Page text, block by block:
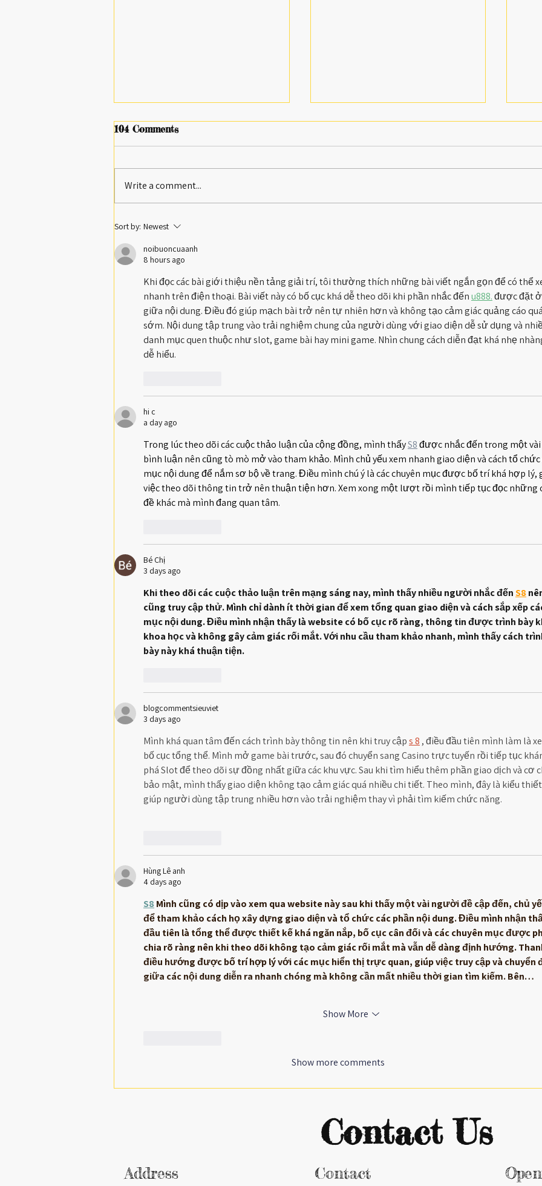
Maureen Beattie returns to
the stage this September
104 Comments
Write a comment...
Sort by: Newest
noibuoncuaanh
8 hours ago
Khi đọc các bài giới thiệu nền tảng giải trí, tôi thường thích những bài viết ngắn gọn để có thể
nhanh trên điện thoại. Bài viết này có bố cục khá dễ theo dõi khi phần nhắc đến u888. được đặt ở
giữa nội dung. Điều đó giúp mạch bài trở nên tự nhiên hơn và không tạo cảm giác quảng cáo quá
sớm. Nội dung tập trung vào trải nghiệm chung của người dùng với giao diện dễ sử dụng và
danh mục quen thuộc như slot, game bài hay mini game. Nhìn chung cách diễn đạt khá nhẹ
dễ hiểu.
hi c
a day ago
Trong lúc theo dõi các cuộc thảo luận của cộng đồng, mình thấy S8 được nhắc đến trong một vài
bình luận nên cũng tò mò mở vào tham khảo. Mình chủ yếu xem nhanh giao diện và cách tổ chức
mục nội dung để nắm sơ bộ về trang. Điều mình chú ý là các chuyên mục được bố trí khá hợp lý,
việc theo dõi thông tin trở nên thuận tiện hơn. Xem xong một lượt rồi mình tiếp tục đọc những
đề khác mà mình đang quan tâm.
Bé Chị
3 days ago
Khi theo dõi các cuộc thảo luận trên mạng sáng nay, mình thấy nhiều người nhắc đến S8
cũng truy cập thử. Mình chỉ dành ít thời gian để xem tổng quan giao diện và cách sắp xếp
mục nội dung. Điều mình nhận thấy là website có bố cục rõ ràng, thông tin được trình bày
khoa học và không gây cảm giác rối mắt. Với nhu cầu tham khảo nhanh, mình thấy cách
bày này khá thuận tiện.
blogcommentsieuviet
3 days ago
Mình khá quan tâm đến cách trình bày thông tin nên khi truy cập s 8 , điều đầu tiên mình làm là
bố cục tổng thể. Mình mở game bài trước, sau đó chuyển sang Casino trực tuyến rồi tiếp tục
phá Slot để theo dõi sự đồng nhất giữa các khu vực. Sau khi tìm hiểu thêm phần giao dịch và cơ
bảo mật, mình thấy giao diện không tạo cảm giác quá nhiều chi tiết. Theo mình, đây là kiểu
giúp người dùng tập trung nhiều hơn vào trải nghiệm thay vì phải tìm kiếm chức năng.
Hùng Lê anh
4 days ago
S8 Mình cũng có dịp vào xem qua website này sau khi thấy một vài người đề cập đến, chủ
để tham khảo cách họ xây dựng giao diện và tổ chức các phần nội dung. Điều mình nhận
đầu tiên là tổng thể được thiết kế khá ngăn nắp, bố cục cân đối và các chuyên mục được
chia rõ ràng nên khi theo dõi không tạo cảm giác rối mắt mà vẫn dễ dàng định hướng.
điều hướng được bố trí hợp lý với các mục hiển thị trực quan, giúp việc truy cập và chuyển
giữa các nội dung diễn ra nhanh chóng mà không cần mất nhiều thời gian tìm kiếm. Bên…
Show More
Show more comments
Contact Us
Address Contact